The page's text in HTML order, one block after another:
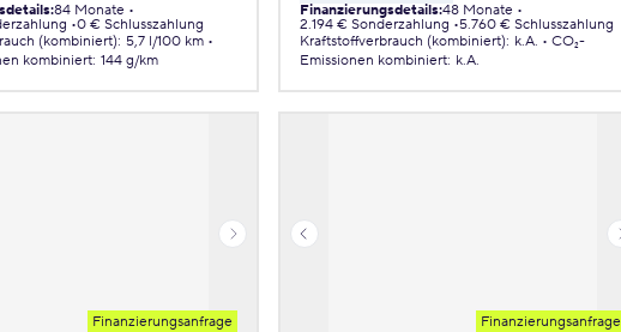
:84 Monate
0 € Schlusszahlung
(kombiniert): 5,7 l/100 km
kombiniert: 144 g/km
Finanzierungsdetails:48 Monate
2.194 € Sonderzahlung 5.760 € Schlusszahlung
Kraftstoffverbrauch (kombiniert): k.A.
CO₂-
Emissionen kombiniert: k.A.
Finanzierungsanfrage Finanzierungsanfrage